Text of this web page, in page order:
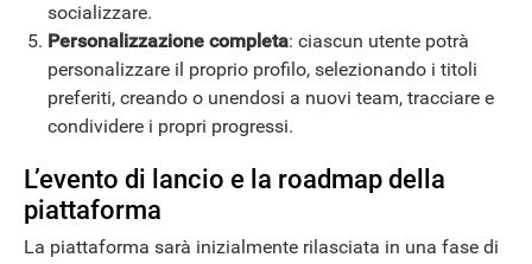
socializzare.
Personalizzazione completa: ciascun utente potrà
personalizzare il proprio profilo, selezionando i titoli
preferiti, creando o unendosi a nuovi team, tracciare e
condividere i propri progressi.
L’evento di lancio e la roadmap della
piattaforma
La piattaforma sarà inizialmente rilasciata in una fase di